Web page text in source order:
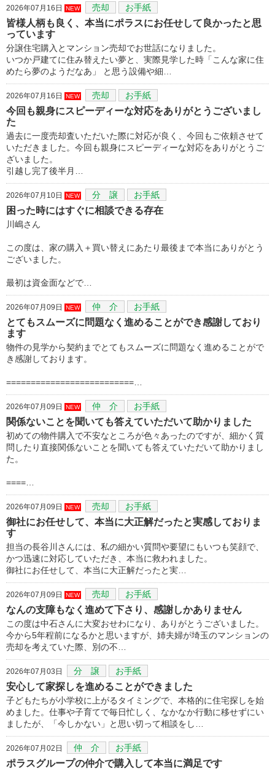
2026年07月16日 NEW 売却 お手紙
皆様人柄も良く、本当にポラスにお任せして良かったと思
っています
分譲住宅購入とマンション売却でお世話になりました。
いつか戸建てに住み替えたい夢と、実際見学した時「こんな家に住
めたら夢のようだなあ」 と思う設備や細…
2026年07月16日 NEW 売却 お手紙
今回も親身にスピーディーな対応をありがとうございまし
た
過去に一度売却査いただいた際に対応が良く、今回もご依頼させて
いただきました。今回も親身にスピーディーな対応をありがとうご
ざいました。
引越し完了後半月…
2026年07月10日 NEW 分 譲 お手紙
困った時にはすぐに相談できる存在
川嶋さん
この度は、家の購入＋買い替えにあたり最後まで本当にありがとう
ございました。
最初は資金面などで…
2026年07月09日 NEW 仲 介 お手紙
とてもスムーズに問題なく進めることができ感謝しており
ます
物件の見学から契約までとてもスムーズに問題なく進めることがで
き感謝しております。
==========================…
2026年07月09日 NEW 仲 介 お手紙
関係ないことを聞いても答えていただいて助かりました
初めての物件購入で不安なところが色々あったのですが、細かく質
問したり直接関係ないことを聞いても答えていただいて助かりまし
た。
====…
2026年07月09日 NEW 売却 お手紙
御社にお任せして、本当に大正解だったと実感しておりま
す
担当の長谷川さんには、私の細かい質問や要望にもいつも笑顔で、
かつ迅速に対応していただき、本当に救われました。
御社にお任せして、本当に大正解だったと実…
2026年07月09日 NEW 売却 お手紙
なんの支障もなく進めて下さり、感謝しかありません
この度は中石さんに大変おせわになり、ありがとうございました。
今から5年程前になるかと思いますが、姉夫婦が埼玉のマンションの
売却を考えていた際、別の不…
2026年07月03日 分 譲 お手紙
安心して家探しを進めることができました
子どもたちが小学校に上がるタイミングで、本格的に住宅探しを始
めました。仕事や子育てで毎日忙しく、なかなか行動に移せずにい
ましたが、「今しかない」と思い切って相談をし…
2026年07月02日 仲 介 お手紙
ポラスグループの仲介で購入して本当に満足です